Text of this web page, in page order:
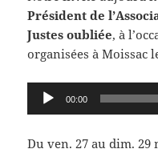
Président de
Justes oubliée, à
organisées à Moissac
Lecteur
audio
00:00
Du ven. 27 au dim. 29